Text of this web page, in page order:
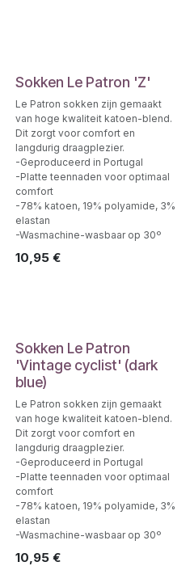
Sokken Le Patron 'Z'
Le Patron sokken zijn gemaakt
van hoge kwaliteit katoen-blend.
Dit zorgt voor comfort en
langdurig draagplezier.
-Geproduceerd in Portugal
-Platte teennaden voor optimaal
comfort
-78% katoen, 19% polyamide, 3%
elastan
-Wasmachine-wasbaar op 30º
10,95€
Sokken Le Patron
'Vintage cyclist' (dark
blue)
Le Patron sokken zijn gemaakt
van hoge kwaliteit katoen-blend.
Dit zorgt voor comfort en
langdurig draagplezier.
-Geproduceerd in Portugal
-Platte teennaden voor optimaal
comfort
-78% katoen, 19% polyamide, 3%
elastan
-Wasmachine-wasbaar op 30º
10,95€